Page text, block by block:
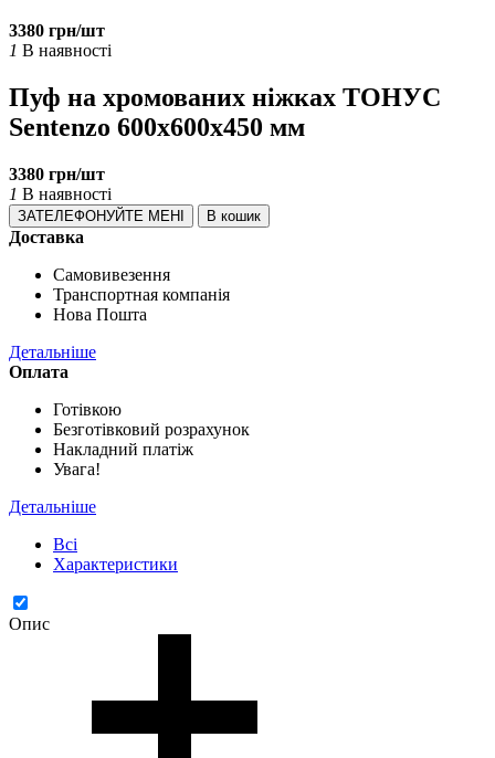
3380 грн/шт
1 В наявності
Пуф на хромованих ніжках ТОНУС
Sentenzo 600x600x450 мм
3380 грн/шт
1 В наявності
ЗАТЕЛЕФОНУЙТЕ МЕНІ В кошик
Доставка
Самовивезення
Транспортная компанія
Нова Пошта
Детальніше
Оплата
Готівкою
Безготівковий розрахунок
Накладний платіж
Увага!
Детальніше
Всі
Характеристики
Опис